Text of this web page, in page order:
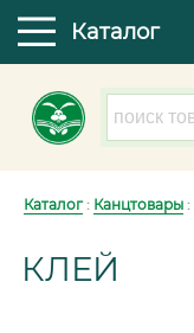
Каталог
Каталог: Канцтовары :
КЛЕЙ